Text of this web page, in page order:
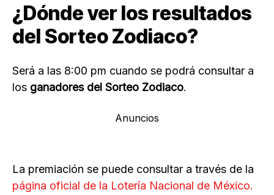
¿Dónde ver los resultados
del Sorteo Zodiaco?
Será a las 8:00 pm cuando se podrá consultar a
los ganadores del Sorteo Zodiaco.
Anuncios
La premiación se puede consultar a través de la
página oficial de la Lotería Nacional de México.